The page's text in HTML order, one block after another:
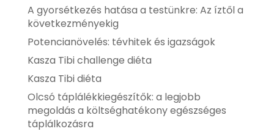
A gyorsétkezés hatása a testünkre: Az íztől a
következményekig
Potencianövelés: tévhitek és igazságok
Kasza Tibi challenge diéta
Kasza Tibi diéta
Olcsó táplálékkiegészítők: a legjobb
megoldás a költséghatékony egészséges
táplálkozásra